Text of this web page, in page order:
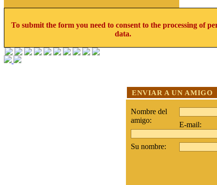
To submit the form you need to consent to the processing of
data.
ENVIAR A UN AMIGO
Nombre del
amigo:
E-mail:
Su nombre: